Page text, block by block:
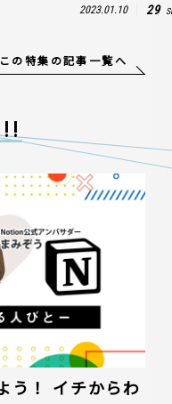
2023.01.10 29
この特集の記事一覧へ
う！ イチからわ